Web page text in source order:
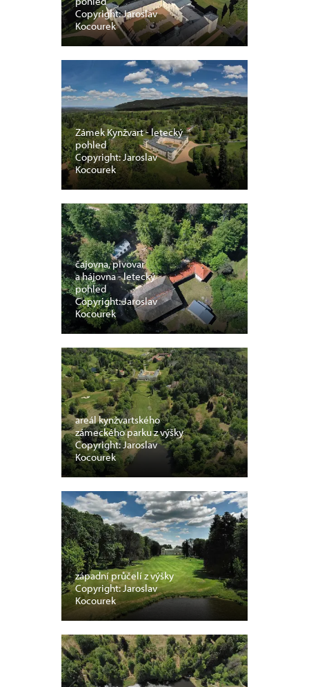
Copyright: Jaroslav
Kocourek
Zámek Kynžvart - letecký
pohled
Copyright: Jaroslav
Kocourek
čajovna, pivovar
a hájovna - letecký
pohled
Copyright: Jaroslav
Kocourek
areál kynžvartského
zámeckého parku z výšky
Copyright: Jaroslav
Kocourek
západní průčelí z výšky
Copyright: Jaroslav
Kocourek